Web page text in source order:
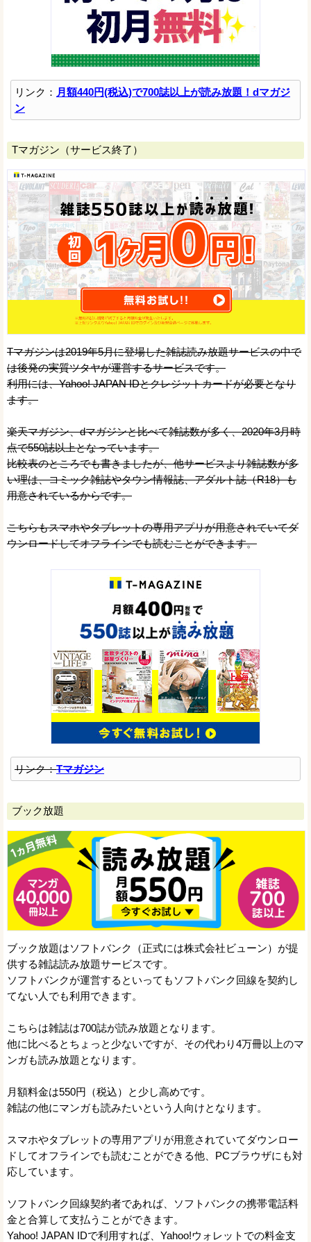
リンク： 月額440円(税込)で700誌以上が読み放題！dマガジ
ン
Tマガジン（サービス終了）
Tマガジンは2019年5月に登場した雑誌読み放題サービスの中で
は後発の実質ツタヤが運営するサービスです。
利用には、Yahoo! JAPAN IDとクレジットカードが必要となり
ます。
楽天マガジン、dマガジンと比べて雑誌数が多く、2020年3月時
点で550誌以上となっています。
比較表のところでも書きましたが、他サービスより雑誌数が多
い理は、コミック雑誌やタウン情報誌、アダルト誌（R18）も
用意されているからです。
こちらもスマホやタブレットの専用アプリが用意されていてダ
ウンロードしてオフラインでも読むことができます。
リンク：Tマガジン
ブック放題
ブック放題はソフトバンク（正式には株式会社ビューン）が提
供する雑誌読み放題サービスです。
ソフトバンクが運営するといってもソフトバンク回線を契約し
てない人でも利用できます。
こちらは雑誌は700誌が読み放題となります。
他に比べるとちょっと少ないですが、その代わり4万冊以上のマ
ンガも読み放題となります。
月額料金は550円（税込）と少し高めです。
雑誌の他にマンガも読みたいという人向けとなります。
スマホやタブレットの専用アプリが用意されていてダウンロー
ドしてオフラインでも読むことができる他、PCブラウザにも対
応しています。
ソフトバンク回線契約者であれば、ソフトバンクの携帯電話料
金と合算して支払うことができます。
Yahoo! JAPAN IDで利用すれば、Yahoo!ウォレットでの料金支